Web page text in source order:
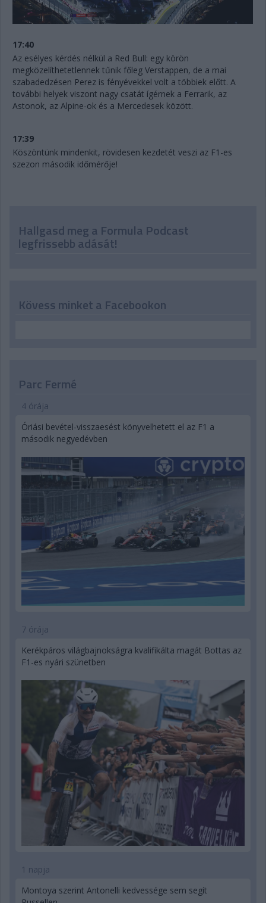
17:40
Az esélyes kérdés nélkül a Red Bull: egy körön
megközelíthetetlennek tűnik főleg Verstappen, de a mai
szabadedzésen Perez is fényévekkel volt a többiek előtt. A
további helyek viszont nagy csatát ígérnek a Ferrarik, az
Astonok, az Alpine-ok és a Mercedesek között.
17:39
Köszöntünk mindenkit, rövidesen kezdetét veszi az F1-es
szezon második időmérője!
Hallgasd meg a Formula Podcast
legfrissebb adását!
Kövess minket a Facebookon
Parc Fermé
4 órája
Óriási bevétel-visszaesést könyvelhetett el az F1 a
második negyedévben
7 órája
Kerékpáros világbajnokságra kvalifikálta magát Bottas az
F1-es nyári szünetben
1 napja
Montoya szerint Antonelli kedvessége sem segít